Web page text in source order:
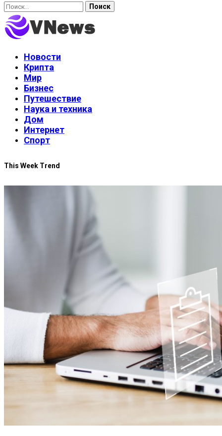
Найти:
Новости
Крипта
Мир
Бизнес
Путешествие
Наука и техника
Дом
Интернет
Спорт
This Week Trend